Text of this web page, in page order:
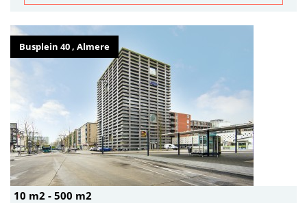
Busplein 40 , Almere
10 m2 - 500 m2